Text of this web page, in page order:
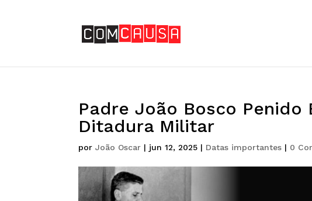
Padre João Bosco
Ditadura Militar
porJoão Oscar | jun 12, 2025 | Datas importantes | 0